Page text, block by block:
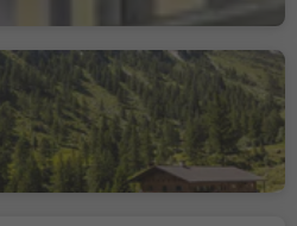
Wollbachalm hut
S. Giacomo/St. Jakob - Valle Aurina/Ahrntal, Ahrntal/Valle Aurina, Ahrntal/Valle Aurina